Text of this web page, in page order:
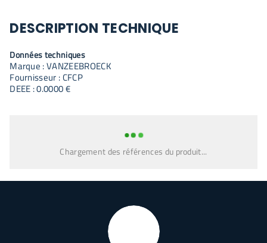
DESCRIPTION TECHNIQUE
Données techniques
Marque : VANZEEBROECK
Fournisseur : CFCP
DEEE : 0.0000 €
Chargement des références du produit...